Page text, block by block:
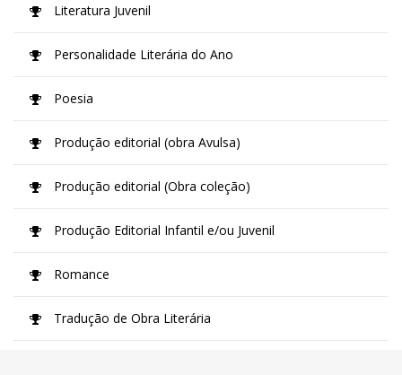
Literatura Juvenil
Personalidade Literária do Ano
Poesia
Produção editorial (obra Avulsa)
Produção editorial (Obra coleção)
Produção Editorial Infantil e/ou Juvenil
Romance
Tradução de Obra Literária